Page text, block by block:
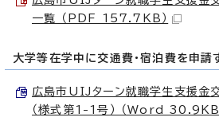
一覧 （PDF 157.7KB）
大学等在学中に交通費・宿泊費を申請
広島市UIJターン就職学生支援金
（様式第1-1号） （Word 30.9KB